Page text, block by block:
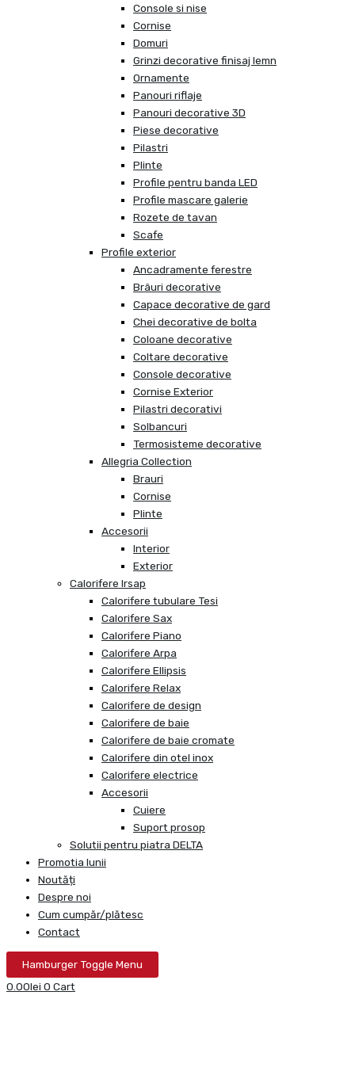
Console si nise
Cornise
Domuri
Grinzi decorative finisaj lemn
Ornamente
Panouri riflaje
Panouri decorative 3D
Piese decorative
Pilastri
Plinte
Profile pentru banda LED
Profile mascare galerie
Rozete de tavan
Scafe
Profile exterior
Ancadramente ferestre
Brâuri decorative
Capace decorative de gard
Chei decorative de bolta
Coloane decorative
Coltare decorative
Console decorative
Cornise Exterior
Pilastri decorativi
Solbancuri
Termosisteme decorative
Allegria Collection
Brauri
Cornise
Plinte
Accesorii
Interior
Exterior
Calorifere Irsap
Calorifere tubulare Tesi
Calorifere Sax
Calorifere Piano
Calorifere Arpa
Calorifere Ellipsis
Calorifere Relax
Calorifere de design
Calorifere de baie
Calorifere de baie cromate
Calorifere din otel inox
Calorifere electrice
Accesorii
Cuiere
Suport prosop
Solutii pentru piatra DELTA
Promotia lunii
Noutăți
Despre noi
Cum cumpăr/plătesc
Contact
Hamburger Toggle Menu
0.00lei 0 Cart